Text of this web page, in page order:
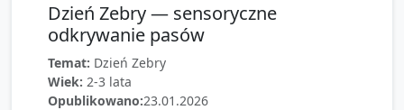
Dzień Zebry — sensoryczne
odkrywanie pasów
Temat: Dzień Zebry
Wiek: 2-3 lata
Opublikowano:23.01.2026